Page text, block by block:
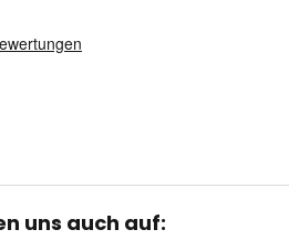
uns auch auf: